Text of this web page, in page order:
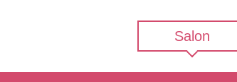
Salon